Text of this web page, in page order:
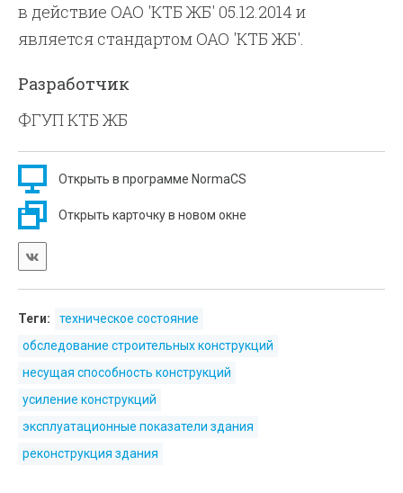
в действие ОАО 'КТБ ЖБ' 05.12.2014 и
является стандартом ОАО 'КТБ ЖБ'.
Разработчик
ФГУП КТБ ЖБ
Открыть в программе NormaCS
Открыть карточку в новом окне
Теги:
техническое состояние
обследование строительных конструкций
несущая способность конструкций
усиление конструкций
эксплуатационные показатели здания
реконструкция здания